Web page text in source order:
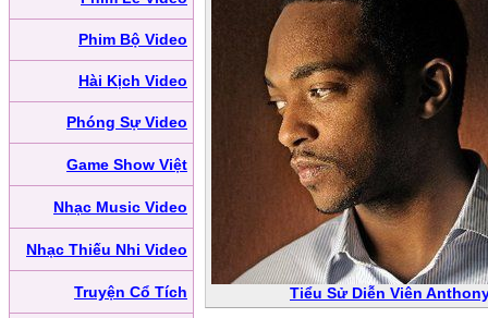
Phim Bộ Video
Hài Kịch Video
Phóng Sự Video
Game Show Việt
Nhạc Music Video
Nhạc Thiếu Nhi Video
Truyện Cổ Tích Tiểu Sử Diễn Viên